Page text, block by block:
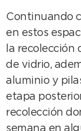
Continuando
en estos
la recolección
de vidrio,
aluminio y
etapa
recolección
semana en